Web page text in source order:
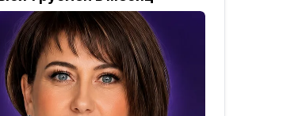
То, на что раньше уходили
— вообще без меня.
на Tilda.